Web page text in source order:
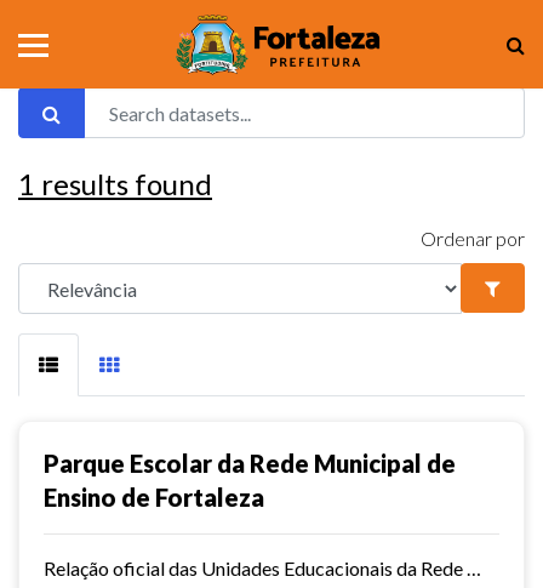
1 results found
Ordenar por
Parque Escolar da Rede Municipal de
Ensino de Fortaleza